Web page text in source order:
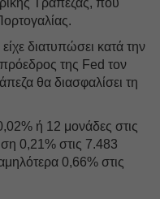
Τράπεζας, που
διατυπώσει κατά την
της Fed τον
θα διασφαλίσει τη
ή 12 μονάδες στις
0,21% στις 7.483
0,66% στις